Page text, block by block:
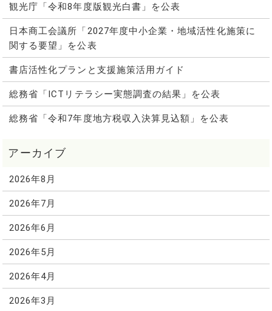
観光庁「令和8年度版観光白書」を公表
日本商工会議所「2027年度中小企業・地域活性化施策に
関する要望」を公表
書店活性化プランと支援施策活用ガイド
総務省「ICTリテラシー実態調査の結果」を公表
総務省「令和7年度地方税収入決算見込額」を公表
2026年8月
2026年7月
2026年6月
2026年5月
2026年4月
2026年3月